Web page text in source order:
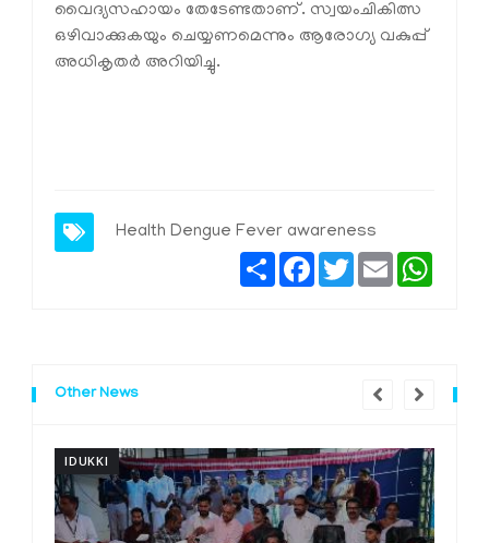
വൈദ്യസഹായം തേടേണ്ടതാണ്. സ്വയംചികിത്സ
ഒഴിവാക്കുകയും ചെയ്യണമെന്നും ആരോഗ്യ വകുപ്പ്
അധികൃതര്‍ അറിയിച്ചു.
Health Dengue Fever awareness
ShareFacebook
TwitterEmail
Other News
IDUKKI